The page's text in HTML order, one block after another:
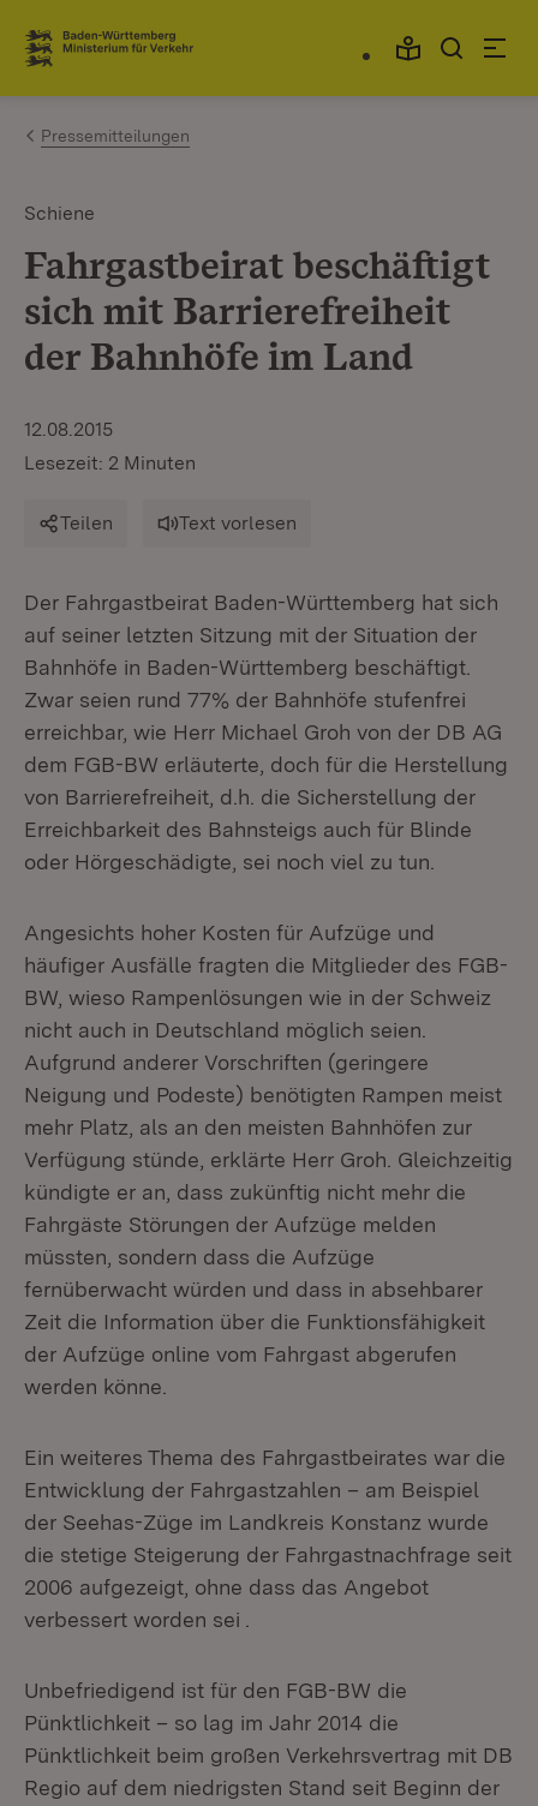
Zum Inhalt springen
Link zur Startseite
Pressemitteilungen
Schiene
Fahrgastbeirat beschäftigt
sich mit Barrierefreiheit
der Bahnhöfe im Land
12.08.2015
Lesezeit: 2 Minuten
Teilen Text vorlesen
Der Fahrgastbeirat Baden-Württemberg hat sich
auf seiner letzten Sitzung mit der Situation der
Bahnhöfe in Baden-Württemberg beschäftigt.
Zwar seien rund 77% der Bahnhöfe stufenfrei
erreichbar, wie Herr Michael Groh von der DB AG
dem FGB-BW erläuterte, doch für die Herstellung
von Barrierefreiheit, d.h. die Sicherstellung der
Erreichbarkeit des Bahnsteigs auch für Blinde
oder Hörgeschädigte, sei noch viel zu tun.
Angesichts hoher Kosten für Aufzüge und
häufiger Ausfälle fragten die Mitglieder des FGB-
BW, wieso Rampenlösungen wie in der Schweiz
nicht auch in Deutschland möglich seien.
Aufgrund anderer Vorschriften (geringere
Neigung und Podeste) benötigten Rampen meist
mehr Platz, als an den meisten Bahnhöfen zur
Verfügung stünde, erklärte Herr Groh. Gleichzeitig
kündigte er an, dass zukünftig nicht mehr die
Fahrgäste Störungen der Aufzüge melden
müssten, sondern dass die Aufzüge
fernüberwacht würden und dass in absehbarer
Zeit die Information über die Funktionsfähigkeit
der Aufzüge online vom Fahrgast abgerufen
werden könne.
Ein weiteres Thema des Fahrgastbeirates war die
Entwicklung der Fahrgastzahlen – am Beispiel
der Seehas-Züge im Landkreis Konstanz wurde
die stetige Steigerung der Fahrgastnachfrage seit
2006 aufgezeigt, ohne dass das Angebot
verbessert worden sei .
Unbefriedigend ist für den FGB-BW die
Pünktlichkeit – so lag im Jahr 2014 die
Pünktlichkeit beim großen Verkehrsvertrag mit DB
Regio auf dem niedrigsten Stand seit Beginn der